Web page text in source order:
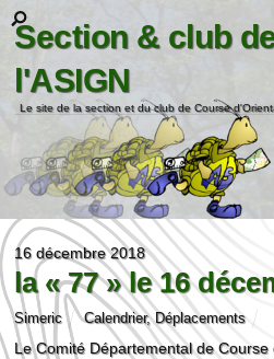
Section & club
l'ASIGN
Le site de la section et du club de Course
16 décembre 2018
la « 77 » le 16
Simeric Calendrier,Déplacements
Le Comité Départemental de Course